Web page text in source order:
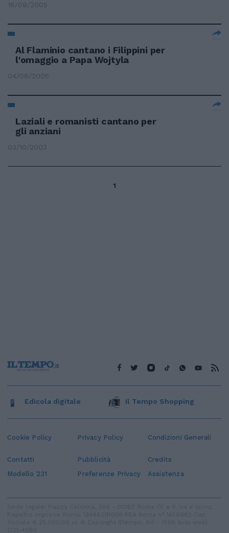
18/09/2005
Al Flaminio cantano i Filippini per
l'omaggio a Papa Wojtyla
04/06/2005
Laziali e romanisti cantano per
gli anziani
03/10/2003
1
Cookie Policy Privacy Policy Condizioni Generali
Contatti Pubblicità
Credits
Modello 231
Preferenze Privacy Assistenza
Edicola digitale Il Tempo Shopping